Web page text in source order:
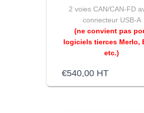
2 voies CAN/CAN-FD
connecteur USB-A
(ne convient pas
logiciels tierces Merlo,
etc.)
€540,00 HT